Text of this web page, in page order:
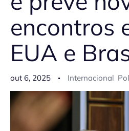
encontros
EUA e
out 6, 2025 Internacional